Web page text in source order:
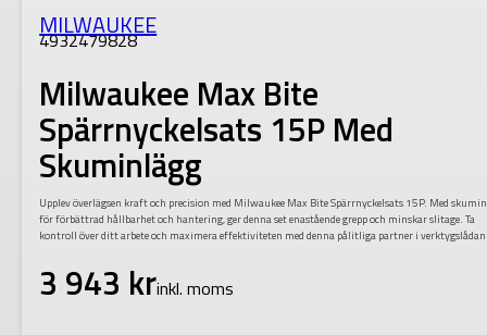
MILWAUKEE
4932479828
Milwaukee Max Bite
Spärrnyckelsats 15P Med
Skuminlägg
Upplev överlägsen kraft och precision med Milwaukee Max Bite Spärrnyckelsats 15P. Med
för förbättrad hållbarhet och hantering, ger denna set enastående grepp och minskar slitage. Ta
kontroll över ditt arbete och maximera effektiviteten med denna pålitliga partner i
3 943 krinkl. moms